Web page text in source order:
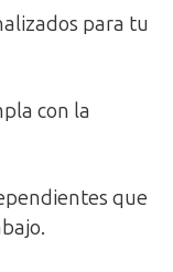
para tu
con la
que